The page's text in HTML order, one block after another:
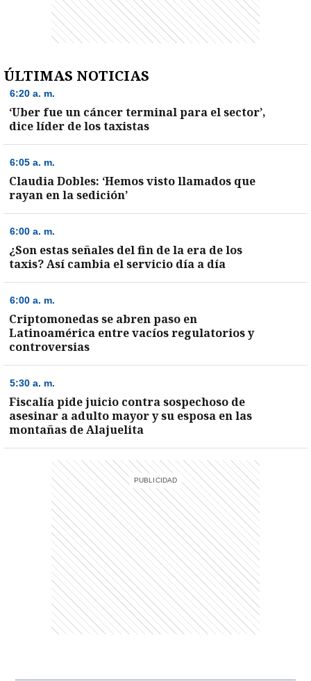
ÚLTIMAS NOTICIAS
6:20 a. m.
‘Uber fue un cáncer terminal para el sector’,
dice líder de los taxistas
6:05 a. m.
Claudia Dobles: ‘Hemos visto llamados que
rayan en la sedición’
6:00 a. m.
¿Son estas señales del fin de la era de los
taxis? Así cambia el servicio día a día
6:00 a. m.
Criptomonedas se abren paso en
Latinoamérica entre vacíos regulatorios y
controversias
5:30 a. m.
Fiscalía pide juicio contra sospechoso de
asesinar a adulto mayor y su esposa en las
montañas de Alajuelita